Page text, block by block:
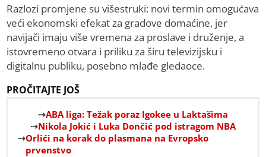
Razlozi promjene su višestruki: novi termin omogućava
veći ekonomski efekat za gradove domaćine, jer
navijači imaju više vremena za proslave i druženje, a
istovremeno otvara i priliku za širu televizijsku i
digitalnu publiku, posebno mlađe gledaoce.
PROČITAJTE JOŠ
ABA liga: Težak poraz Igokee u Laktašima
Nikola Jokić i Luka Dončić pod istragom NBA
Orlići na korak do plasmana na Evropsko
prvenstvo